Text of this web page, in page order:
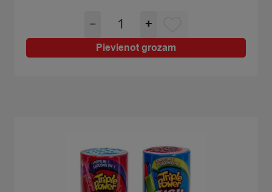
−
Konfekte
karamele
Mega
Push
+
Pievienot grozam